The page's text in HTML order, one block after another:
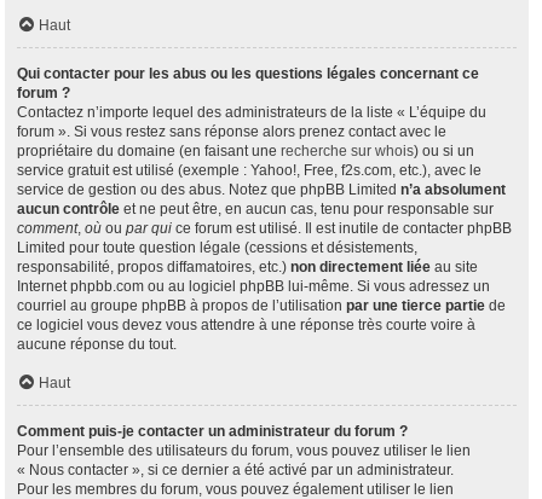
Haut
Qui contacter pour les abus ou les questions légales concernant ce
forum ?
Contactez n’importe lequel des administrateurs de la liste « L’équipe du
forum ». Si vous restez sans réponse alors prenez contact avec le
propriétaire du domaine (en faisant une recherche sur whois) ou si un
service gratuit est utilisé (exemple : Yahoo!, Free, f2s.com, etc.), avec le
service de gestion ou des abus. Notez que phpBB Limited n’a absolument
aucun contrôle et ne peut être, en aucun cas, tenu pour responsable sur
comment, où ou par qui ce forum est utilisé. Il est inutile de contacter phpBB
Limited pour toute question légale (cessions et désistements,
responsabilité, propos diffamatoires, etc.) non directement liée au site
Internet phpbb.com ou au logiciel phpBB lui-même. Si vous adressez un
courriel au groupe phpBB à propos de l’utilisation par une tierce partie de
ce logiciel vous devez vous attendre à une réponse très courte voire à
aucune réponse du tout.
Haut
Comment puis-je contacter un administrateur du forum ?
Pour l’ensemble des utilisateurs du forum, vous pouvez utiliser le lien
« Nous contacter », si ce dernier a été activé par un administrateur.
Pour les membres du forum, vous pouvez également utiliser le lien